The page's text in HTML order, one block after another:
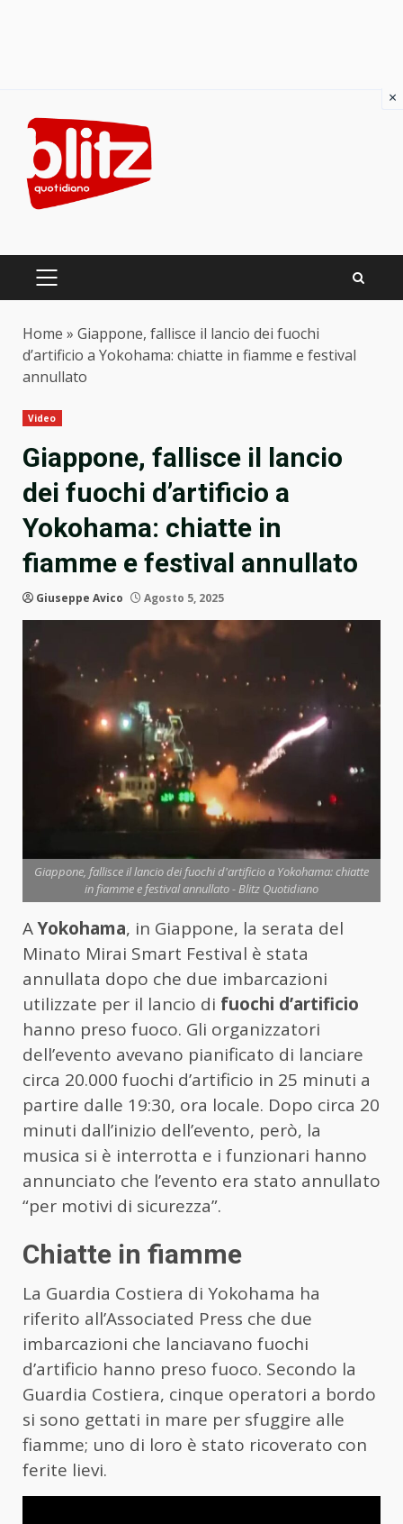
content
PRIMARY
Home » Giappone, fallisce il lancio dei fuochi
d’artificio a Yokohama: chiatte in fiamme e festival
annullato
Video
Giappone, fallisce il lancio
dei fuochi d’artificio a
Yokohama: chiatte in
fiamme e festival annullato
Giuseppe Avico Agosto 5, 2025
Giappone, fallisce il lancio dei fuochi d'artificio a Yokohama: chiatte
in fiamme e festival annullato - Blitz Quotidiano
AYokohama, in Giappone, la serata del
Minato Mirai Smart Festival è stata
annullata dopo che due imbarcazioni
utilizzate per il lancio di fuochi d’artificio
hanno preso fuoco. Gli organizzatori
dell’evento avevano pianificato di lanciare
circa 20.000 fuochi d’artificio in 25 minuti a
partire dalle 19:30, ora locale. Dopo circa 20
minuti dall’inizio dell’evento, però, la
musica si è interrotta e i funzionari hanno
annunciato che l’evento era stato annullato
“per motivi di sicurezza”.
Chiatte in fiamme
La Guardia Costiera di Yokohama ha
riferito all’Associated Press che due
imbarcazioni che lanciavano fuochi
d’artificio hanno preso fuoco. Secondo la
Guardia Costiera, cinque operatori a bordo
si sono gettati in mare per sfuggire alle
fiamme; uno di loro è stato ricoverato con
ferite lievi.
×